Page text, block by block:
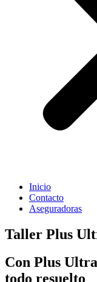
Inicio
Contacto
Aseguradoras
Taller Plus
Con Plus
todo resuelto